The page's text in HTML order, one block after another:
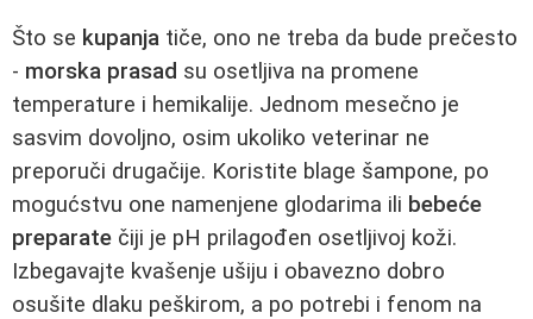
Što se kupanja tiče, ono ne treba da bude prečesto
- morska prasad su osetljiva na promene
temperature i hemikalije. Jednom mesečno je
sasvim dovoljno, osim ukoliko veterinar ne
preporuči drugačije. Koristite blage šampone, po
mogućstvu one namenjene glodarima ili bebeće
preparate čiji je pH prilagođen osetljivoj koži.
Izbegavajte kvašenje ušiju i obavezno dobro
osušite dlaku peškirom, a po potrebi i fenom na